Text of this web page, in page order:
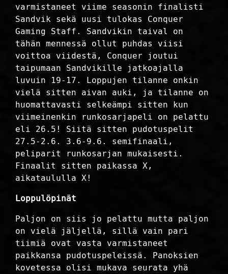
varmistaneet viime seasonin finalisti
Sandvik sekä uusi tulokas Conquer
Gaming Staff. Sandvikin taival on
tähän mennessä ollut puhdas viisi
voittoa viidestä, Conquer joutui
taipumaan Sandvikille jatkoajalla
luvuin 19-17. Loppujen tilanne onkin
vielä sitten aivan auki, ja tilanne on
huomattavasti selkeämpi sitten kun
viimeinenkin runkosarjapeli on pelattu
eli 26.5! Siitä sitten pudotuspelit
27.5-2.6. 3.6-9.6. semifinaali,
peliparit runkosarjan mukaisesti.
Finaalit sitten paikassa X,
aikataululla X!
Loppulöpinät
Paljon on siis jo pelattu mutta paljon
on vielä jäljellä, sillä vain pari
tiimiä ovat vasta varmistaneet
paikkansa pudotuspeleissä. Panoksien
kovetessa olisi mukava seurata yhä